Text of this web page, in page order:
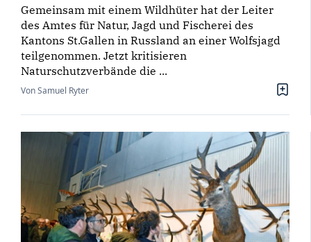
Gemeinsam mit einem Wildhüter hat der Leiter
des Amtes für Natur, Jagd und Fischerei des
Kantons St.Gallen in Russland an einer Wolfsjagd
teilgenommen. Jetzt kritisieren
Naturschutzverbände die ...
Von Samuel Ryter